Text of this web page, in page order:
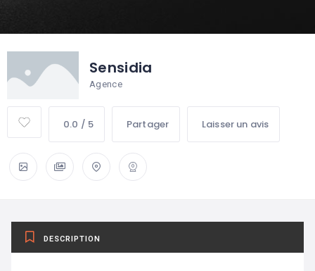
Sensidia
Agence
0.0 / 5 Partager Laisser un avis
DESCRIPTION